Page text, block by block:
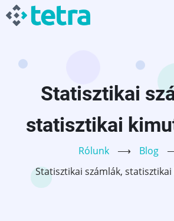
Ugrás
Statisztikai
statisztikai
Rólunk ⟶ Blog
Statisztikai számlák,